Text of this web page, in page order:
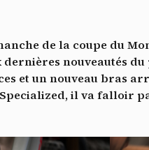
de la coupe du
nouveautés du
et un nouveau bras
Specialized, il va falloir
service peut déposer 4 cookies.